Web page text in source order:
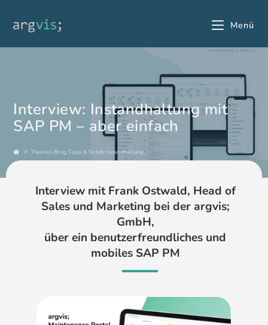
Menü
Interview: Instandhaltung mit
SAP PM – aber einfach
> Themen-Blog, Tipps & Trends Instandhaltung
Interview mit Frank Ostwald, Head of
Sales und Marketing bei der argvis;
GmbH,
über ein benutzerfreundliches und
mobiles SAP PM